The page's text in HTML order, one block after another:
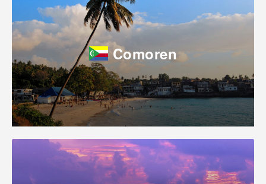
Comoren